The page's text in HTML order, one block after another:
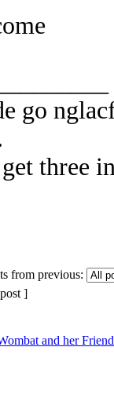
go
three
from previous:
]
and her